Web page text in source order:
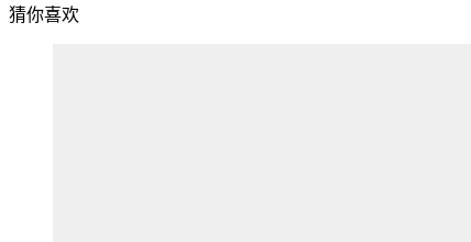
猜你喜欢